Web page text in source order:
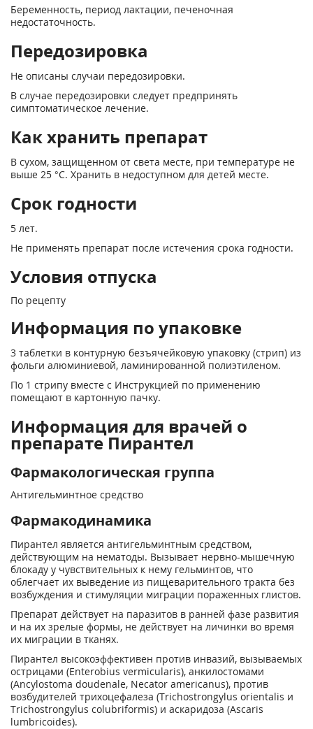
Беременность, период лактации, печеночная
недостаточность.
Передозировка
Не описаны случаи передозировки.
В случае передозировки следует предпринять
симптоматическое лечение.
Как хранить препарат
В сухом, защищенном от света месте, при температуре не
выше 25 °С. Хранить в недоступном для детей месте.
Срок годности
5 лет.
Не применять препарат после истечения срока годности.
Условия отпуска
По рецепту
Информация по упаковке
3 таблетки в контурную безъячейковую упаковку (стрип) из
фольги алюминиевой, ламинированной полиэтиленом.
По 1 стрипу вместе с Инструкцией по применению
помещают в картонную пачку.
Информация для врачей о
препарате Пирантел
Фармакологическая группа
Антигельминтное средство
Фармакодинамика
Пирантел является антигельминтным средством,
действующим на нематоды. Вызывает нервно-мышечную
блокаду у чувствительных к нему гельминтов, что
облегчает их выведение из пищеварительного тракта без
возбуждения и стимуляции миграции пораженных глистов.
Препарат действует на паразитов в ранней фазе развития
и на их зрелые формы, не действует на личинки во время
их миграции в тканях.
Пирантел высокоэффективен против инвазий, вызываемых
острицами (Enterobius vermicularis), анкилостомами
(Ancylostoma doudenale, Necator americanus), против
возбудителей трихоцефалеза (Trichostrongylus orientalis и
Trichostrongylus colubriformis) и аскаридоза (Ascaris
lumbricoides).